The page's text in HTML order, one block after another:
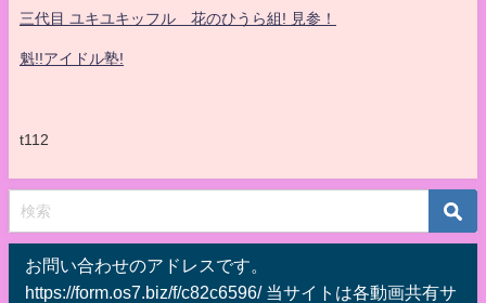
三代目 ユキユキッフル 花のひうら組! 見参！
魁!!アイドル塾!
t112
お問い合わせのアドレスです。
https://form.os7.biz/f/c82c6596/ 当サイトは各動画共有サ